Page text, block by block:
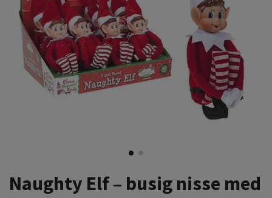
Naughty Elf – busig nisse med